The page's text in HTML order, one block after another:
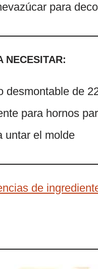
para
NECESITAR:
desmontable de
para hornos
untar el molde
de